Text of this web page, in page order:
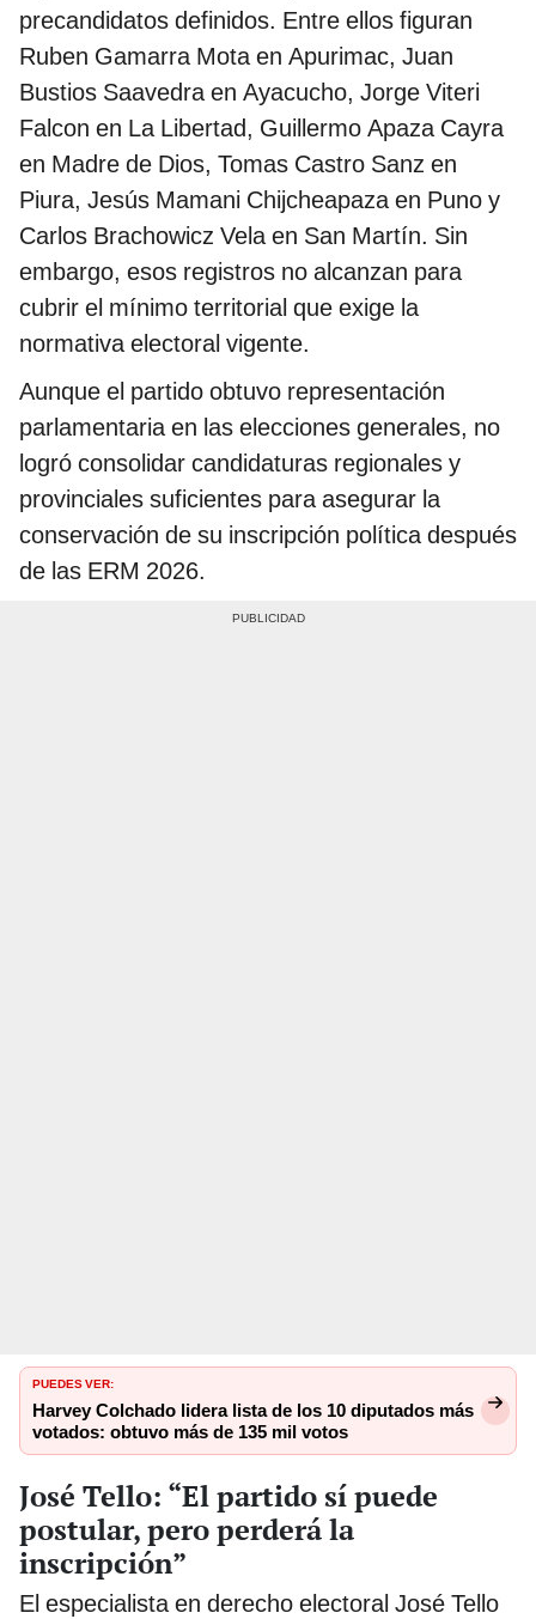
precandidatos definidos. Entre ellos figuran
Ruben Gamarra Mota en Apurimac, Juan
Bustios Saavedra en Ayacucho, Jorge Viteri
Falcon en La Libertad, Guillermo Apaza Cayra
en Madre de Dios, Tomas Castro Sanz en
Piura, Jesús Mamani Chijcheapaza en Puno y
Carlos Brachowicz Vela en San Martín. Sin
embargo, esos registros no alcanzan para
cubrir el mínimo territorial que exige la
normativa electoral vigente.
Aunque el partido obtuvo representación
parlamentaria en las elecciones generales, no
logró consolidar candidaturas regionales y
provinciales suficientes para asegurar la
conservación de su inscripción política después
de las ERM 2026.
PUEDES VER:
Harvey Colchado lidera lista de los 10 diputados más
votados: obtuvo más de 135 mil votos
José Tello: “El partido sí puede
postular, pero perderá la
inscripción”
El especialista en derecho electoral José Tello